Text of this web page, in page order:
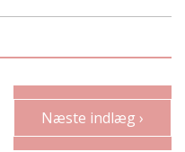
Næste indlæg ›